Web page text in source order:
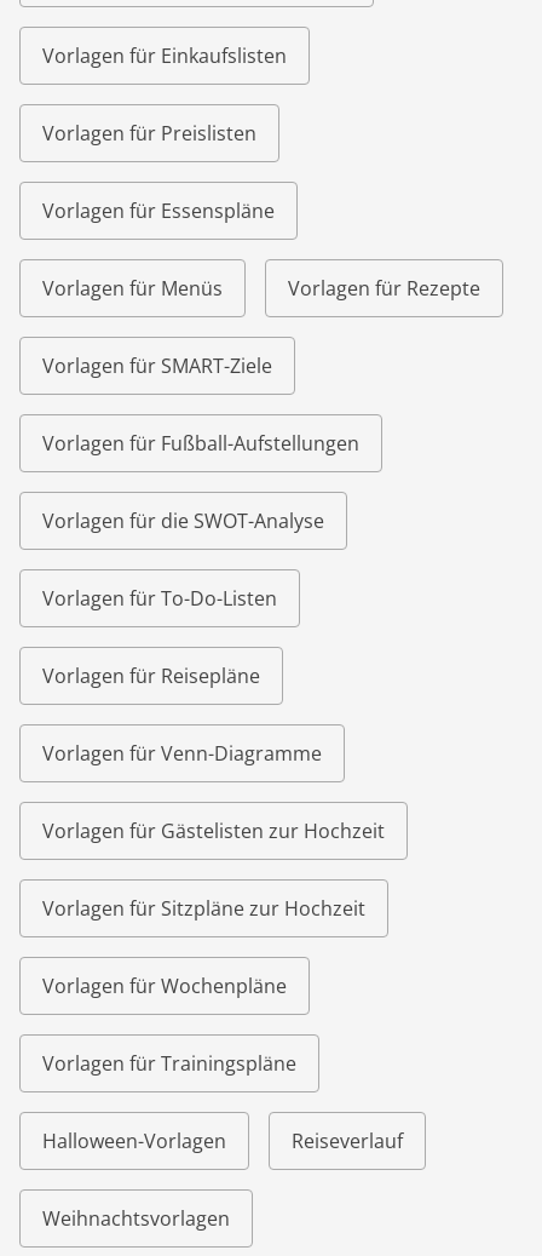
Vorlagen für Einkaufslisten
Vorlagen für Preislisten
Vorlagen für Essenspläne
Vorlagen für Menüs Vorlagen für Rezepte
Vorlagen für SMART-Ziele
Vorlagen für Fußball-Aufstellungen
Vorlagen für die SWOT-Analyse
Vorlagen für To-Do-Listen
Vorlagen für Reisepläne
Vorlagen für Venn-Diagramme
Vorlagen für Gästelisten zur Hochzeit
Vorlagen für Sitzpläne zur Hochzeit
Vorlagen für Wochenpläne
Vorlagen für Trainingspläne
Halloween-Vorlagen Reiseverlauf
Weihnachtsvorlagen